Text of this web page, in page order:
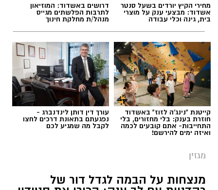
טלה:
מחירי הקיץ יורדים בשעל סנטר
אשדוד: מבצעי ענק על מוצרי
בית, גינה וכלי עבודה
דרושים באשדוד: המוזיאון
לתרבות הפלשתים מגייס
מנהל/ת מחלקת חינוך
קייטנת "נינג'ה לזוז" באשדוד
חוזרת בענק: בלי מחזורים, בלי
התחייבות- אתם קובעים לכמה
ואיזה ימים להירשם!
עורך דין דותן לינדנברג -
נפגעתם בתאונת דרכים לחצו
לקבל מה שמגיע לכם
מגזין
מנצחות על הבמה לגדל דור של